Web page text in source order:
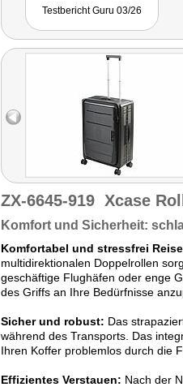
Hardcase Koffer mit Schloss
Verstau-Logik, die man
nach der Reise wirklich zu
Getestet wurde ZX-6644.
Testbericht Guru 03/26
ZX-6645-919 Xcase
Komfort und Sicherheit:
Komfortabel und stressfrei
multidirektionalen Doppelrollen
geschäftige Flughäfen oder enge
des Griffs an Ihre Bedürfnisse
Sicher und robust: Das
während des Transports. Das
Ihren Koffer problemlos durch die
Effizientes Verstauen: Nach der